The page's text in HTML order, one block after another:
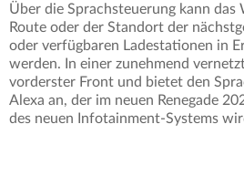
Über die Sprachsteuerung kann das
Route oder der Standort der
oder verfügbaren Ladestationen in
werden. In einer zunehmend
vorderster Front und bietet den
Alexa an, der im neuen Renegade
des neuen Infotainment-Systems